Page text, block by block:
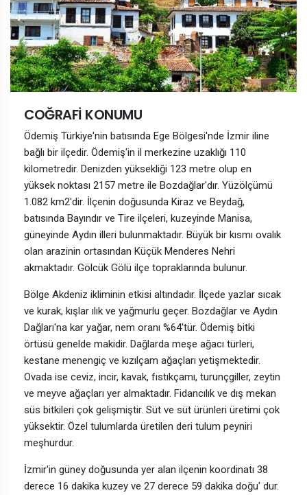
COĞRAFİ KONUMU
Ödemiş Türkiye'nin batısında Ege Bölgesi'nde İzmir iline
bağlı bir ilçedir. Ödemiş'in il merkezine uzaklığı 110
kilometredir. Denizden yüksekliği 123 metre olup en
yüksek noktası 2157 metre ile Bozdağlar'dır. Yüzölçümü
1.082 km2'dir. İlçenin doğusunda Kiraz ve Beydağ,
batısında Bayındır ve Tire ilçeleri, kuzeyinde Manisa,
güneyinde Aydın illeri bulunmaktadır. Büyük bir kısmı ovalık
olan arazinin ortasından Küçük Menderes Nehri
akmaktadır. Gölcük Gölü ilçe topraklarında bulunur.
Bölge Akdeniz ikliminin etkisi altındadır. İlçede yazlar sıcak
ve kurak, kışlar ılık ve yağmurlu geçer. Bozdağlar ve Aydın
Dağları'na kar yağar, nem oranı %64'tür. Ödemiş bitki
örtüsü genelde makidir. Dağlarda meşe ağacı türleri,
kestane menengiç ve kızılçam ağaçları yetişmektedir.
Ovada ise ceviz, incir, kavak, fıstıkçamı, turunçgiller, zeytin
ve meyve ağaçları yer almaktadır. Fidancılık ve dış mekan
süs bitkileri çok gelişmiştir. Süt ve süt ürünleri üretimi çok
yüksektir. Özel tulumlarda üretilen deri tulum peyniri
meşhurdur.
İzmir'in güney doğusunda yer alan ilçenin koordinatı 38
derece 16 dakika kuzey ve 27 derece 59 dakika doğu' dur.